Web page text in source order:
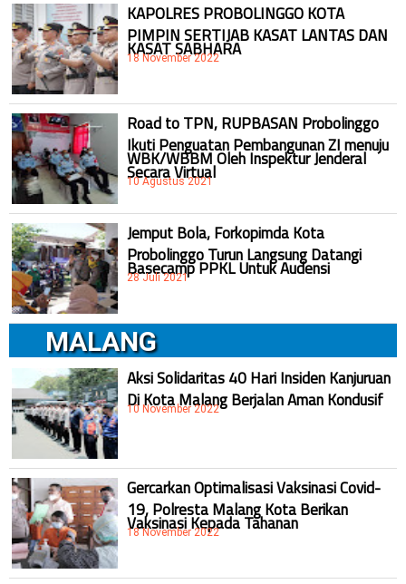
KAPOLRES PROBOLINGGO KOTA
PIMPIN SERTIJAB KASAT LANTAS DAN
KASAT SABHARA
18 November 2022
Road to TPN, RUPBASAN Probolinggo
Ikuti Penguatan Pembangunan ZI menuju
WBK/WBBM Oleh Inspektur Jenderal
Secara Virtual
10 Agustus 2021
Jemput Bola, Forkopimda Kota
Probolinggo Turun Langsung Datangi
Basecamp PPKL Untuk Audensi
28 Juli 2021
MALANG
Aksi Solidaritas 40 Hari Insiden Kanjuruan
Di Kota Malang Berjalan Aman Kondusif
10 November 2022
Gercarkan Optimalisasi Vaksinasi Covid-
19, Polresta Malang Kota Berikan
Vaksinasi Kepada Tahanan
18 November 2022